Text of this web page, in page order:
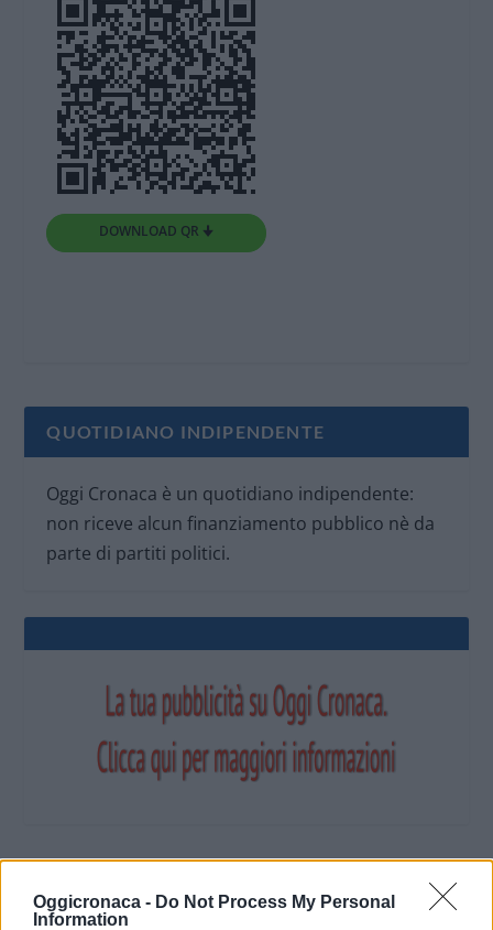
Oggicronaca - Do Not Process My Personal
Information
DOWNLOAD QR 🠋
QUOTIDIANO INDIPENDENTE
Oggi Cronaca è un quotidiano indipendente:
non riceve alcun finanziamento pubblico nè da
parte di partiti politici.
OGGI CRONACA (IM)